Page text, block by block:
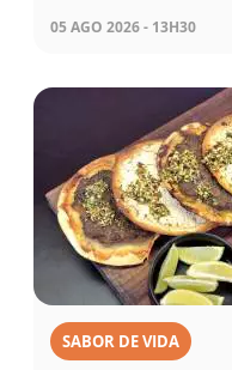
05 AGO 2026 - 13H30
SABOR DE VIDA